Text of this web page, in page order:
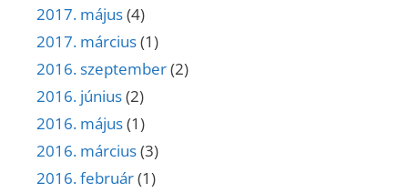
2017. május(4)
2017. március(1)
2016. szeptember(2)
2016. június(2)
2016. május(1)
2016. március(3)
2016. február(1)